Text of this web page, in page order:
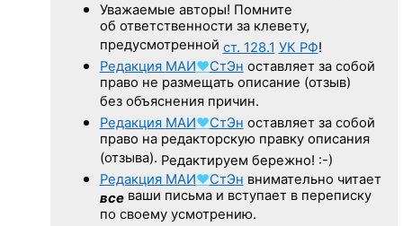
Уважаемые авторы! Помните
об ответственности за клевету,
предусмотренной ст. 128.1 УК РФ!
Редакция МАИ♥СтЭн оставляет за собой
право не размещать описание (отзыв)
без объяснения причин.
Редакция МАИ♥СтЭн оставляет за собой
право на редакторскую правку описания
(отзыва). Редактируем бережно! :-)
Редакция МАИ♥СтЭн внимательно читает
всеваши письма и вступает в переписку
по своему усмотрению.